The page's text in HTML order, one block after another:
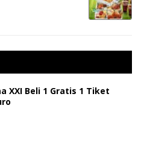
XXI Beli 1 Gratis 1 Tiket